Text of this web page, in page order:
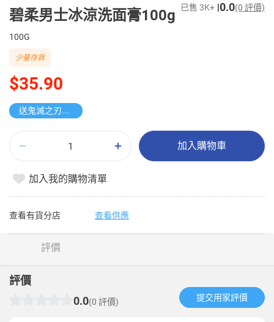
碧柔男士冰涼洗面膏100g 已售 3K+ 0.0(0 評價)
100G
$35.90
少量存貨
送鬼滅之刃收藏卡
加入購物車
加入我的購物清單
查看有貨分店 查看供應
評價
評價
0.0(0 評價) 提交用家評價​